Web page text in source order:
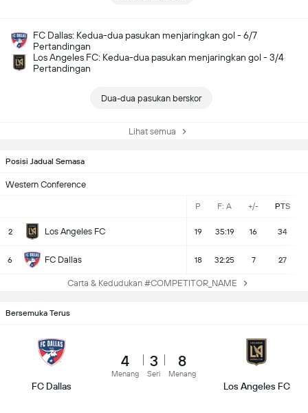
FC Dallas: Kedua-dua pasukan menjaringkan gol - 6/7
Pertandingan
Los Angeles FC: Kedua-dua pasukan menjaringkan gol - 3/4
Pertandingan
Dua-dua pasukan berskor
Lihat semua
Posisi Jadual Semasa
Western Conference
P F: A +/- PTS
2 Los Angeles FC 19 35:19 16 34
6 FC Dallas 18 32:25 7 27
Carta & Kedudukan #COMPETITOR_NAME
Bersemuka Terus
FC Dallas
4
Menang
3
Seri
8
Menang
Los Angeles FC